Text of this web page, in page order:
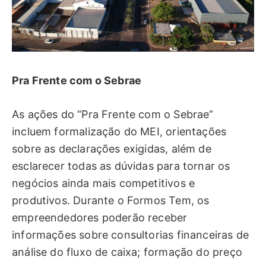
Pra Frente com o Sebrae
As ações do “Pra Frente com o Sebrae”
incluem formalização do MEI, orientações
sobre as declarações exigidas, além de
esclarecer todas as dúvidas para tornar os
negócios ainda mais competitivos e
produtivos. Durante o Formos Tem, os
empreendedores poderão receber
informações sobre consultorias financeiras de
análise do fluxo de caixa; formação do preço